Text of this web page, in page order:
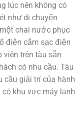
lúc nên không có
như di chuyển
chai nước phục
điện cắm sạc điện
trên tàu sẵn
có nhu cầu. Tàu
cầu giải trí của hành
có khu vực máy lạnh